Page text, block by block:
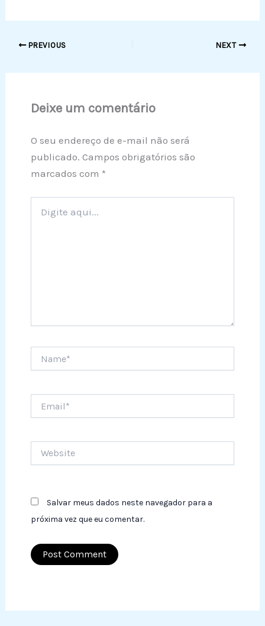
PREVIOUS NEXT
Deixe um comentário
O seu endereço de e-mail não será
publicado. Campos obrigatórios são
marcados com *
aqui...
Salvar meus dados neste navegador para a
próxima vez que eu comentar.